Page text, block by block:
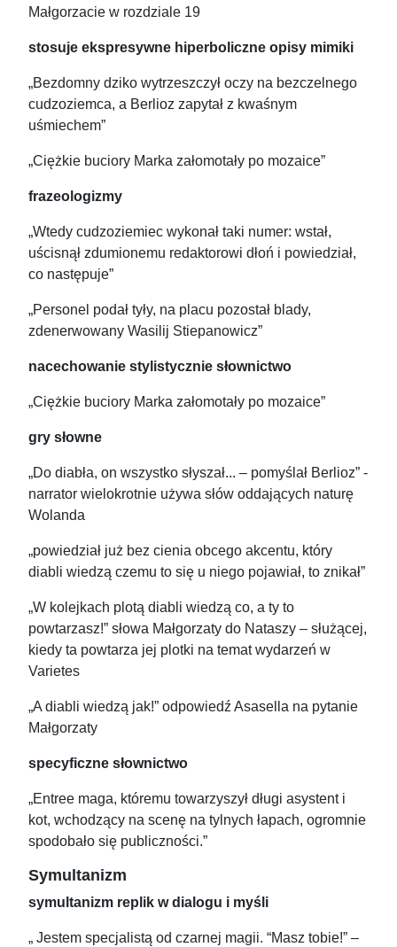
Małgorzacie w rozdziale 19
stosuje ekspresywne hiperboliczne opisy mimiki
„Bezdomny dziko wytrzeszczył oczy na bezczelnego
cudzoziemca, a Berlioz zapytał z kwaśnym
uśmiechem”
„Ciężkie buciory Marka załomotały po mozaice”
frazeologizmy
„Wtedy cudzoziemiec wykonał taki numer: wstał,
uścisnął zdumionemu redaktorowi dłoń i powiedział,
co następuje”
„Personel podał tyły, na placu pozostał blady,
zdenerwowany Wasilij Stiepanowicz”
nacechowanie stylistycznie słownictwo
„Ciężkie buciory Marka załomotały po mozaice”
gry słowne
„Do diabła, on wszystko słyszał... – pomyślał Berlioz” -
narrator wielokrotnie używa słów oddających naturę
Wolanda
„powiedział już bez cienia obcego akcentu, który
diabli wiedzą czemu to się u niego pojawiał, to znikał”
„W kolejkach plotą diabli wiedzą co, a ty to
powtarzasz!” słowa Małgorzaty do Nataszy – służącej,
kiedy ta powtarza jej plotki na temat wydarzeń w
Varietes
„A diabli wiedzą jak!” odpowiedź Asasella na pytanie
Małgorzaty
specyficzne słownictwo
„Entree maga, któremu towarzyszył długi asystent i
kot, wchodzący na scenę na tylnych łapach, ogromnie
spodobało się publiczności.”
Symultanizm
symultanizm replik w dialogu i myśli
„ Jestem specjalistą od czarnej magii. “Masz tobie!” –